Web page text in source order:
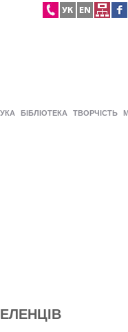
БІБЛІОТЕКА ТВОРЧІСТЬ